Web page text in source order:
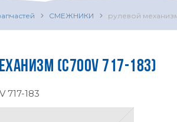
СМЕЖНИКИ рулевой
(C700V 717-183)
717-183